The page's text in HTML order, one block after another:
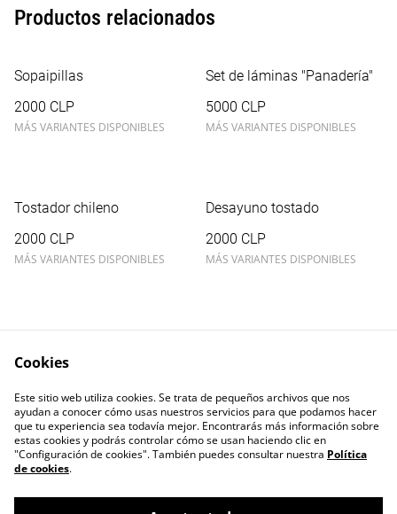
Productos relacionados
Sopaipillas
2000 CLP
MÁS VARIANTES DISPONIBLES
Set de láminas "Panadería"
5000 CLP
MÁS VARIANTES DISPONIBLES
Tostador chileno
2000 CLP
MÁS VARIANTES DISPONIBLES
Desayuno tostado
2000 CLP
MÁS VARIANTES DISPONIBLES
Contacta con nosotros
Términos legales
Política de Privacidad
Política de cookies
Cookies
Este sitio web utiliza cookies. Se trata de pequeños archivos que nos
ayudan a conocer cómo usas nuestros servicios para que podamos hacer
que tu experiencia sea todavía mejor. Encontrarás más información sobre
estas cookies y podrás controlar cómo se usan haciendo clic en
"Configuración de cookies". También puedes consultar nuestra Política
de cookies.